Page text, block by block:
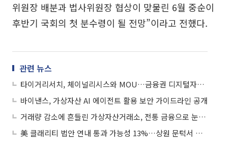
위원장 배분과 법사위원장 협상이 맞물린 6월 중순이
후반기 국회의 첫 분수령이 될 전망”이라고 전했다.
관련 뉴스
타이거리서치, 체이널리시스와 MOU…금융권 디지털자산 이해도 높인다
바이낸스, 가상자산 AI 에이전트 활용 보안 가이드라인 공개
거래량 감소에 흔들린 가상자산거래소, 전통 금융으로 눈 돌린다
美 클래리티 법안 연내 통과 가능성 13%…상원 문턱서 제동